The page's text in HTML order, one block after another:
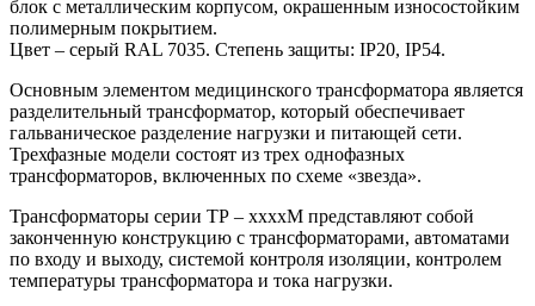
блок с металлическим корпусом, окрашенным износостойким
полимерным покрытием.
Цвет – серый RAL 7035. Степень защиты: IP20, IP54.
Основным элементом медицинского трансформатора является
разделительный трансформатор, который обеспечивает
гальваническое разделение нагрузки и питающей сети.
Трехфазные модели состоят из трех однофазных
трансформаторов, включенных по схеме «звезда».
Трансформаторы серии ТР – ххххМ представляют собой
законченную конструкцию с трансформаторами, автоматами
по входу и выходу, системой контроля изоляции, контролем
температуры трансформатора и тока нагрузки.